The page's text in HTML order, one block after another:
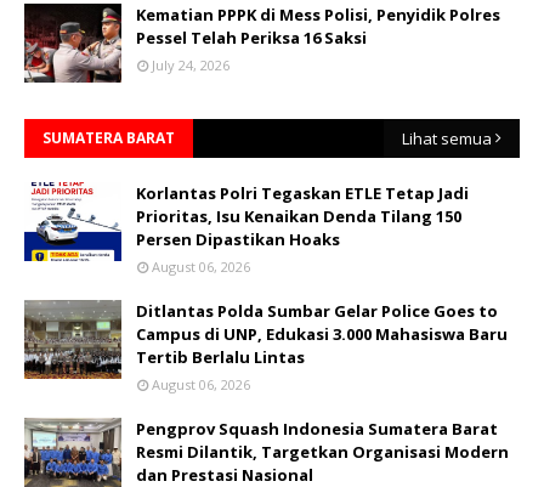
Kematian PPPK di Mess Polisi, Penyidik Polres
Pessel Telah Periksa 16 Saksi
July 24, 2026
SUMATERA BARAT Lihat semua
Korlantas Polri Tegaskan ETLE Tetap Jadi
Prioritas, Isu Kenaikan Denda Tilang 150
Persen Dipastikan Hoaks
August 06, 2026
Ditlantas Polda Sumbar Gelar Police Goes to
Campus di UNP, Edukasi 3.000 Mahasiswa Baru
Tertib Berlalu Lintas
August 06, 2026
Pengprov Squash Indonesia Sumatera Barat
Resmi Dilantik, Targetkan Organisasi Modern
dan Prestasi Nasional